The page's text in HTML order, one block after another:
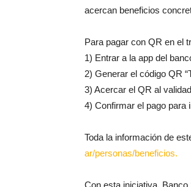
acercan beneficios
Para pagar con QR en el
1) Entrar a la app del
2) Generar el código QR
3) Acercar el QR al
4) Confirmar el pago para
Toda la información de
ar/personas/beneficios.
Con esta iniciativa,